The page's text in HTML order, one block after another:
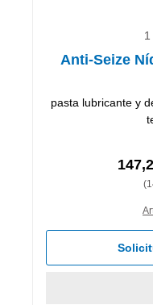
Anti-Seize
pasta lubricante y